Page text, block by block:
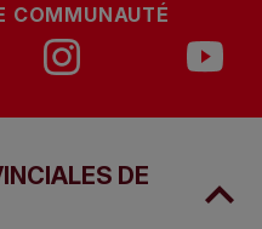
COMMUNAUTÉ
DE